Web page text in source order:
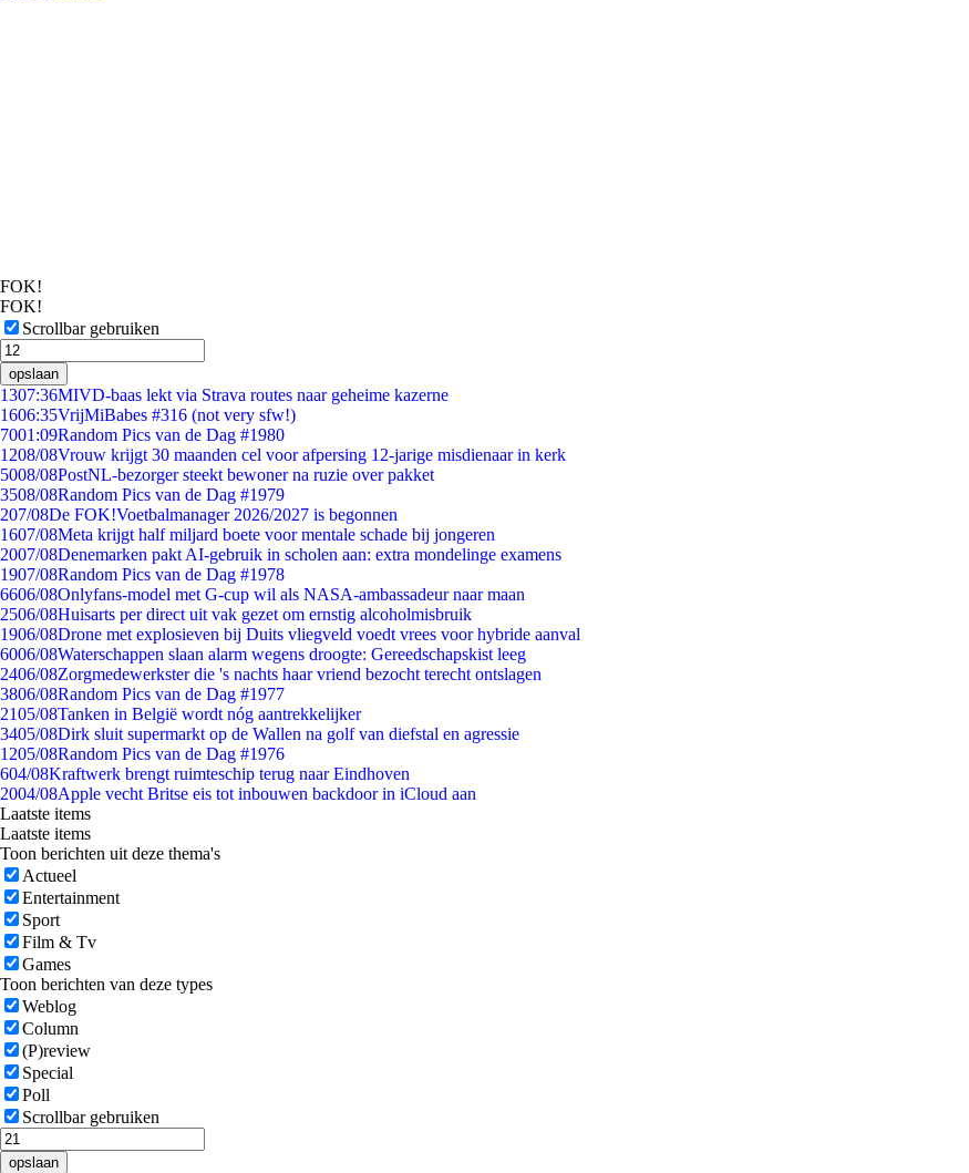
FOK!
FOK!
Scrollbar gebruiken
opslaan
1307:36MIVD-baas lekt via Strava routes naar geheime kazerne
1606:35VrijMiBabes #316 (not very sfw!)
7001:09Random Pics van de Dag #1980
1208/08Vrouw krijgt 30 maanden cel voor afpersing 12-jarige misdienaar in kerk
5008/08PostNL-bezorger steekt bewoner na ruzie over pakket
3508/08Random Pics van de Dag #1979
207/08De FOK!Voetbalmanager 2026/2027 is begonnen
1607/08Meta krijgt half miljard boete voor mentale schade bij jongeren
2007/08Denemarken pakt AI-gebruik in scholen aan: extra mondelinge examens
1907/08Random Pics van de Dag #1978
6606/08Onlyfans-model met G-cup wil als NASA-ambassadeur naar maan
2506/08Huisarts per direct uit vak gezet om ernstig alcoholmisbruik
1906/08Drone met explosieven bij Duits vliegveld voedt vrees voor hybride aanval
6006/08Waterschappen slaan alarm wegens droogte: Gereedschapskist leeg
2406/08Zorgmedewerkster die 's nachts haar vriend bezocht terecht ontslagen
3806/08Random Pics van de Dag #1977
2105/08Tanken in België wordt nóg aantrekkelijker
3405/08Dirk sluit supermarkt op de Wallen na golf van diefstal en agressie
1205/08Random Pics van de Dag #1976
604/08Kraftwerk brengt ruimteschip terug naar Eindhoven
2004/08Apple vecht Britse eis tot inbouwen backdoor in iCloud aan
Laatste items
Laatste items
Toon berichten uit deze thema's
Actueel
Entertainment
Sport
Film & Tv
Games
Toon berichten van deze types
Weblog
Column
(P)review
Special
Poll
Scrollbar gebruiken
opslaan